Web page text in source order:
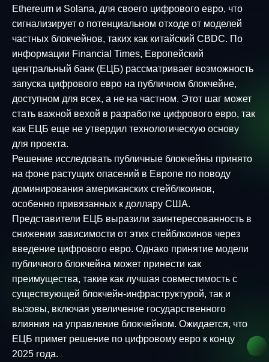
Ethereum и Solana, для своего цифрового евро, что
сигнализирует о потенциальном отходе от моделей
частных блокчейнов, таких как китайский CBDC. По
информации Financial Times, Европейский
центральный банк (ЕЦБ) рассматривает возможность
запуска цифрового евро на публичном блокчейне,
доступном для всех, а не на частном. Этот шаг может
стать важной вехой в разработке цифрового евро, так
как ЕЦБ еще не утвердил технологическую основу
для проекта.
Решение исследовать публичные блокчейны принято
на фоне растущих опасений в Европе по поводу
доминирования американских стейблкоинов,
особенно привязанных к доллару США.
Представители ЕЦБ выразили заинтересованность в
снижении зависимости от этих стейблкоинов через
введение цифрового евро. Однако принятие модели
публичного блокчейна может принести как
преимущества, такие как лучшая совместимость с
существующей блокчейн-инфраструктурой, так и
вызовы, включая увеличение государственного
влияния на управление блокчейном. Ожидается, что
ЕЦБ примет решение по цифровому евро к концу
2025 года.